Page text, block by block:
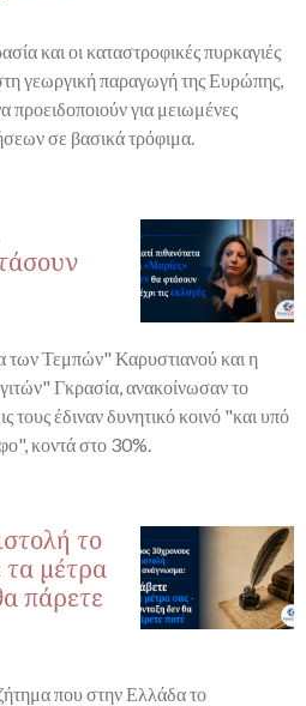
και οι καταστροφικές πυρκαγιές
γεωργική παραγωγή της Ευρώπης,
προειδοποιούν για μειωμένες
σε βασικά τρόφιμα.
Τεμπών" Καρυστιανού και η
Γκρασία, ανακοίνωσαν το
τους έδιναν δυνητικό κοινό "και υπό
κοντά στο 30%.
το
μέτρα
πάρετε
που στην Ελλάδα το